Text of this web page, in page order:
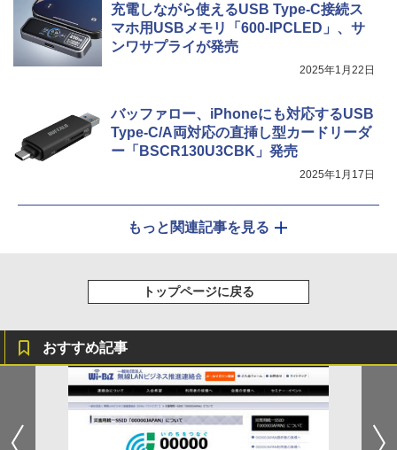
充電しながら使えるUSB Type-C接続ス
マホ用USBメモリ「600-IPCLED」、サ
ンワサプライが発売
2025年1月22日
バッファロー、iPhoneにも対応するUSB
Type-C/A両対応の直挿し型カードリーダ
ー「BSCR130U3CBK」発売
2025年1月17日
もっと関連記事を見る
トップページに戻る
おすすめ記事